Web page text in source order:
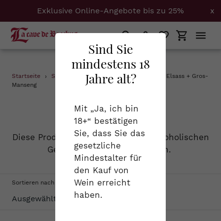
Sind Sie
mindestens 18
Jahre alt?
Mit „Ja, ich bin
18+“ bestätigen
Sie, dass Sie das
gesetzliche
Mindestalter für
den Kauf von
Wein erreicht
haben.
Direkt
zum
Exklusive Online-Angebote bis zu 25% x
Einloggen
Startseite › Schaumweine ›
Bretagne + Burgund + Elsass + Gros-
Manseng
m
m
Schaumweine
Diese Produktgruppe vereint alle alkoholischen
Getränke, die schön prickeln.
Sortieren nach